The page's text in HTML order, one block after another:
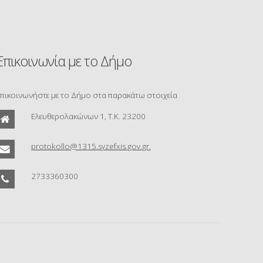
με το Δήμο
με το Δήμο στα παρακάτω στοιχεία
Ελευθερολακώνων 1, Τ.Κ. 23200
protokollo@1315.syzefxis.gov.gr.
2733360300